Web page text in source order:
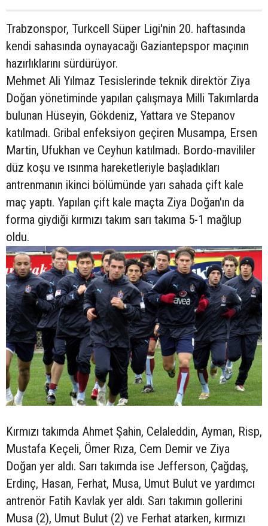
Trabzonspor, Turkcell Süper Ligi'nin 20. haftasında
kendi sahasında oynayacağı Gaziantepspor maçının
hazırlıklarını sürdürüyor.
Mehmet Ali Yılmaz Tesislerinde teknik direktör Ziya
Doğan yönetiminde yapılan çalışmaya Milli Takımlarda
bulunan Hüseyin, Gökdeniz, Yattara ve Stepanov
katılmadı. Gribal enfeksiyon geçiren Musampa, Ersen
Martin, Ufukhan ve Ceyhun katılmadı. Bordo-mavililer
düz koşu ve ısınma hareketleriyle başladıkları
antrenmanın ikinci bölümünde yarı sahada çift kale
maç yaptı. Yapılan çift kale maçta Ziya Doğan'ın da
forma giydiği kırmızı takım sarı takıma 5-1 mağlup
oldu.
Kırmızı takımda Ahmet Şahin, Celaleddin, Ayman, Risp,
Mustafa Keçeli, Ömer Rıza, Cem Demir ve Ziya
Doğan yer aldı. Sarı takımda ise Jefferson, Çağdaş,
Erdinç, Hasan, Ferhat, Musa, Umut Bulut ve yardımcı
antrenör Fatih Kavlak yer aldı. Sarı takımın gollerini
Musa (2), Umut Bulut (2) ve Ferhat atarken, kırmızı